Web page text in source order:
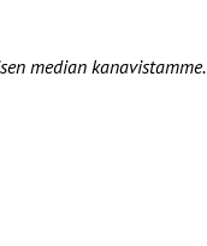
median kanavistamme.